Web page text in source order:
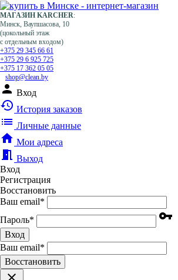
МАГАЗИН KARCHER:
Минск, Ваупшасова, 10
(цокольный этаж
с отдельным входом)
+375 29 345 66 61
+375 29 6 925 725
+375 17 362 05 05
shop@clean.by
person Вход
history История заказов
list Личные данные
home Мои адреса
meeting_room Выход
Вход
Регистрация
Восстановить
Ваш email*
Пароль* vpn_key
Вход
Ваш email*
Воcстановить